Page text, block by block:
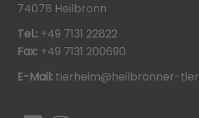
74078 Heilbronn
Tel.: +49 7131 22822
Fax: +49 7131 200690
E-Mail: tierheim@heilbronner-